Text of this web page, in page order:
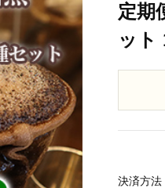
定期
ット
決済方法